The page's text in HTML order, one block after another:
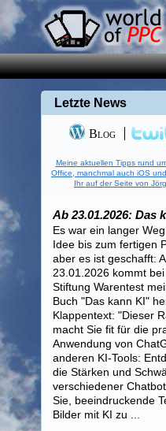
Letzte News
Blog
Meine aktuellen Tipps rund
Office, manchmal auch iOS
Ihr auf der Seite von
Ab 23.01.2026: Das
Es war ein langer
Idee bis zum fertigen
aber es ist geschafft:
23.01.2026 kommt
Stiftung Warentest
Buch "Das kann KI"
Klappentext: "Dieser
macht Sie fit für die
Anwendung von
anderen KI-Tools:
die Stärken und
verschiedener
Sie, beeindruckende
Bilder mit KI zu ...